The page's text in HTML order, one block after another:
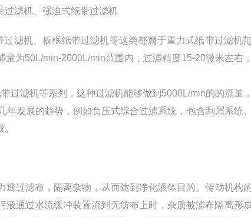
过滤机、强迫式纸带过滤机
滤机、板框纸带过滤机等这类都属于重力式纸带过滤机
为50L/min-2000L/min范围内，过滤精度15-20微米左右
过滤机等系列，这种过滤机能够做到5000L/min的的流量
发展的趋势，例如负压式综合过滤系统，包含刮屑系统
过滤布，隔离杂物，从而达到净化液体目的。传动机构
通过水流缓冲装置流到无纺布上时，杂质被滤布隔离形